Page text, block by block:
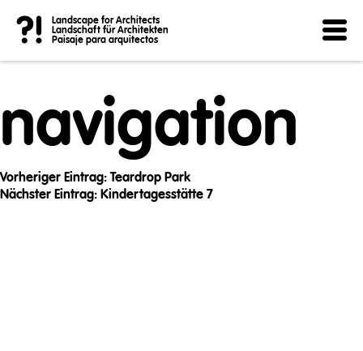
?!
Landscape for Architects
Landschaft für Architekten
Paisaje para arquitectos
Post
navigation
Vorheriger Eintrag: Teardrop Park
Nächster Eintrag: Kindertagesstätte 7